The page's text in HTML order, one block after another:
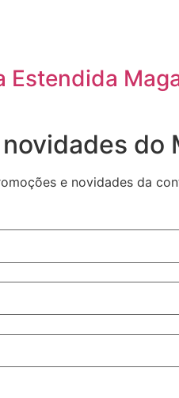
Estendida
do
e novidades da